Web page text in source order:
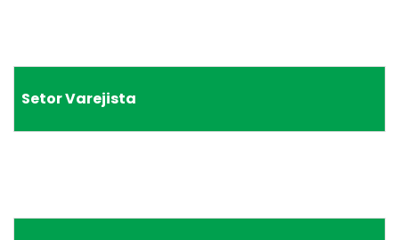
Setor Varejista